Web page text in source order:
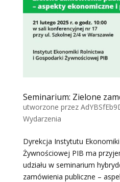
Seminarium: Zielone
utworzone przez
Wydarzenia
Dyrekcja Instytutu
Żywnościowej PIB ma
udziału w seminarium
zamówienia publiczne –